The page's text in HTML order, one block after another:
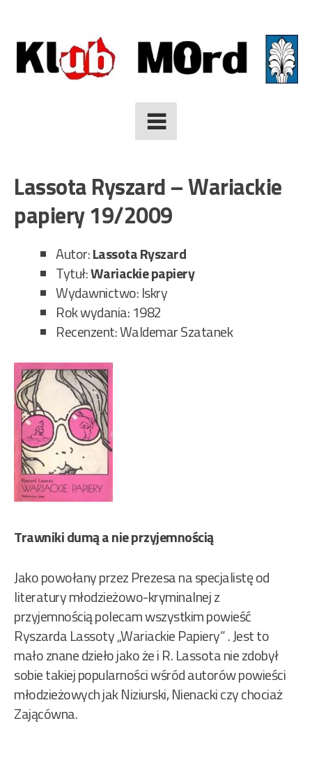
to
content
Lassota Ryszard – Wariackie
papiery 19/2009
Autor:Lassota Ryszard
Tytuł:Wariackie papiery
Wydawnictwo: Iskry
Rok wydania: 1982
Recenzent: Waldemar Szatanek
Trawniki dumą a nie przyjemnością
Jako powołany przez Prezesa na specjalistę od
literatury młodzieżowo-kryminalnej z
przyjemnością polecam wszystkim powieść
Ryszarda Lassoty „Wariackie Papiery” . Jest to
mało znane dzieło jako że i R. Lassota nie zdobył
sobie takiej popularności wśród autorów powieści
młodzieżowych jak Niziurski, Nienacki czy chociaż
Zającówna.